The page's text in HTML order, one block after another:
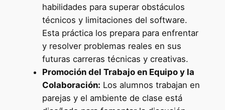
habilidades para superar obstáculos
técnicos y limitaciones del software.
Esta práctica los prepara para enfrentar
y resolver problemas reales en sus
futuras carreras técnicas y creativas.
Promoción del Trabajo en Equipo y la
Colaboración: Los alumnos trabajan en
parejas y el ambiente de clase está